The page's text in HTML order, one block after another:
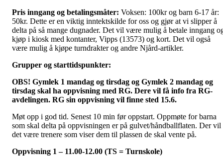
Pris inngang og betalingsmåter: Voksen: 100kr og barn 6-17 år:
50kr. Dette er en viktig inntektskilde for oss og gjør at vi slipper å
delta på så mange dugnader. Det vil være mulig å betale inngang
kjøp i kiosk med kontanter, Vipps (13573) og kort. Det vil også
være mulig å kjøpe turndrakter og andre Njård-artikler.
Grupper og starttidspunkter:
OBS! Gymlek 1 mandag og tirsdag og Gymlek 2 mandag og
tirsdag skal ha oppvisning med RG. Dere vil få info fra RG-
avdelingen. RG sin oppvisning vil finne sted 15.6.
Møt opp i god tid. Senest 10 min før oppstart. Oppmøte for barna
som skal delta på oppvisningen er på gulvet/håndballflaten. Der vil
det være trenere som viser dem til plassen de skal vente på.
Oppvisning 1 – 11.00-12.00 (TS = Turnskole)